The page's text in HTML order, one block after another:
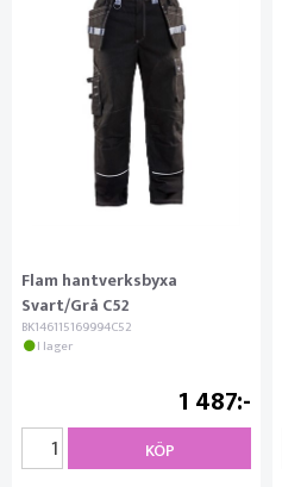
Flam hantverksbyxa
Svart/Grå C52
BK146115169994C52
I lager
1 487
KÖP